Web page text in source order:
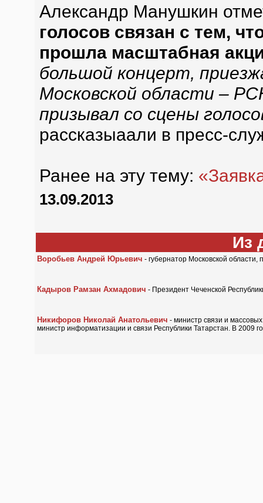
Александр Манушкин
голосов связан с тем,
прошла масштабная
большой концерт,
Московской области –
призывал со сцены
рассказыаали в пресс-
Ранее на эту тему:
13.09.2013
Из
Воробьев Андрей Юрьевич - губернатор Московской области,
Кадыров Рамзан Ахмадович - Президент Чеченской
Никифоров Николай Анатольевич - министр связи и
министр информатизации и связи Республики Татарстан. В 2009